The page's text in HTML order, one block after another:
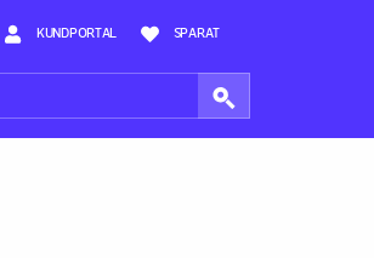
KUNDPORTAL SPARAT